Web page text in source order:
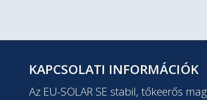
KAPCSOLATI INFORMÁCIÓK
Az EU-SOLAR SE stabil, tőkeerős